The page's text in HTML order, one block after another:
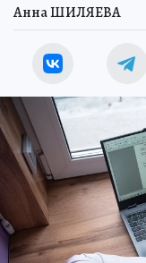
Анна ШИЛЯЕВА